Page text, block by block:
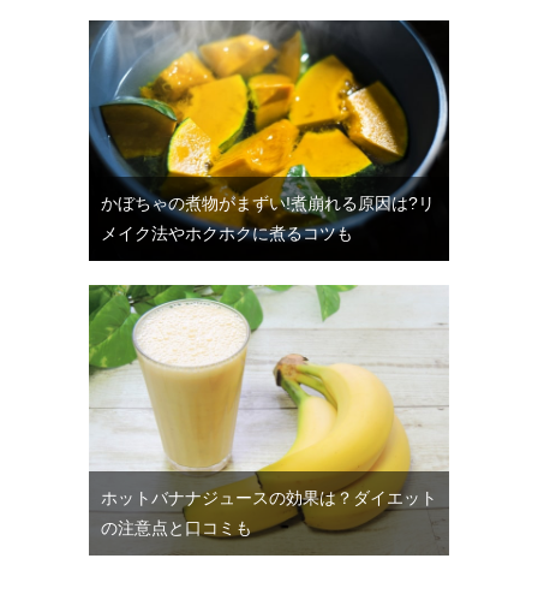
かぼちゃの煮物がまずい!煮崩れる原因は?リ
メイク法やホクホクに煮るコツも
ホットバナナジュースの効果は？ダイエット
の注意点と口コミも